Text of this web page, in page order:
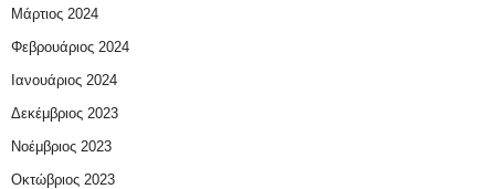
Μάρτιος 2024
Φεβρουάριος 2024
Ιανουάριος 2024
Δεκέμβριος 2023
Νοέμβριος 2023
Οκτώβριος 2023